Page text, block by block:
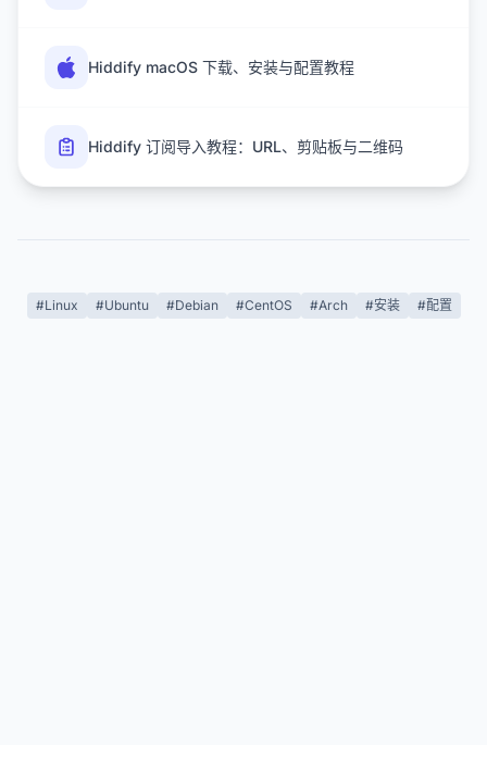
Hiddify macOS 下载、安装与配置教程
Hiddify 订阅导入教程：URL、剪贴板与二维码
#Linux #Ubuntu #Debian #CentOS #Arch #安装 #配置